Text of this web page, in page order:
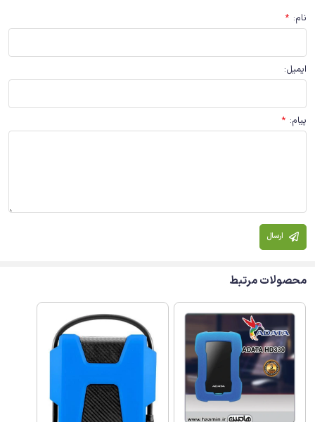
نام:
*
ایمیل:
پیام:
*
ارسال
محصولات مرتبط